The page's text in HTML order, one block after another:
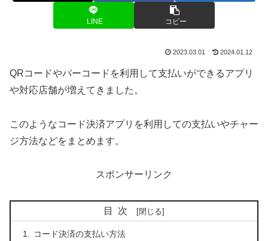
LINE コピー
2023.03.01 2024.01.12
QRコードやバーコードを利用して支払いができるアプリ
や対応店舗が増えてきました。
このようなコード決済アプリを利用しての支払いやチャー
ジ方法などをまとめます。
スポンサーリンク
目次
コード決済の支払い方法